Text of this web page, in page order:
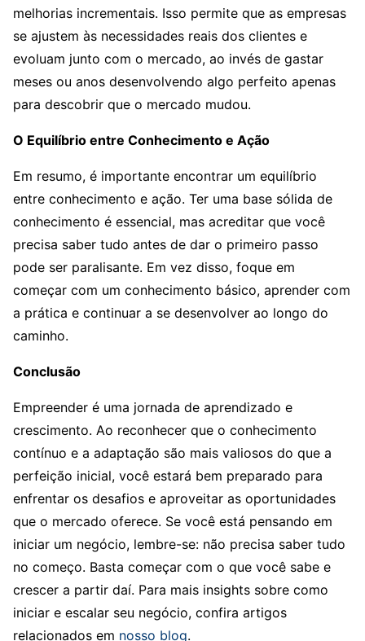
melhorias incrementais. Isso permite que as empresas
se ajustem às necessidades reais dos clientes e
evoluam junto com o mercado, ao invés de gastar
meses ou anos desenvolvendo algo perfeito apenas
para descobrir que o mercado mudou.
O Equilíbrio entre Conhecimento e Ação
Em resumo, é importante encontrar um equilíbrio
entre conhecimento e ação. Ter uma base sólida de
conhecimento é essencial, mas acreditar que você
precisa saber tudo antes de dar o primeiro passo
pode ser paralisante. Em vez disso, foque em
começar com um conhecimento básico, aprender com
a prática e continuar a se desenvolver ao longo do
caminho.
Conclusão
Empreender é uma jornada de aprendizado e
crescimento. Ao reconhecer que o conhecimento
contínuo e a adaptação são mais valiosos do que a
perfeição inicial, você estará bem preparado para
enfrentar os desafios e aproveitar as oportunidades
que o mercado oferece. Se você está pensando em
iniciar um negócio, lembre-se: não precisa saber tudo
no começo. Basta começar com o que você sabe e
crescer a partir daí. Para mais insights sobre como
iniciar e escalar seu negócio, confira artigos
relacionados em nosso blog.